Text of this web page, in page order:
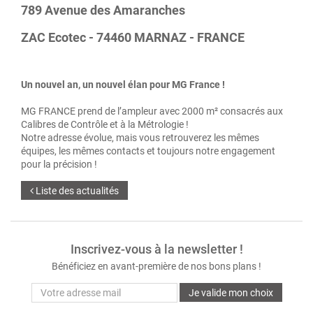
789 Avenue des Amaranches
ZAC Ecotec - 74460 MARNAZ - FRANCE
Un nouvel an, un nouvel élan pour MG France !
MG FRANCE prend de l’ampleur avec 2000 m² consacrés aux
Calibres de Contrôle et à la Métrologie !
Notre adresse évolue, mais vous retrouverez les mêmes
équipes, les mêmes contacts et toujours notre engagement
pour la précision !
Liste des actualités
Inscrivez-vous à la newsletter !
Bénéficiez en avant-première de nos bons plans !
Je valide mon choix